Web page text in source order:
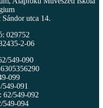
utca 14.
029752
2-06
549-090
099
549-091
62/549-092
549-094